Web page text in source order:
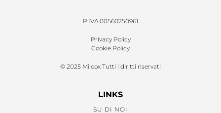
P.IVA 00560250961
Privacy Policy
Cookie Policy
© 2025 Miloox Tutti i diritti riservati
LINKS
SU DI NOI